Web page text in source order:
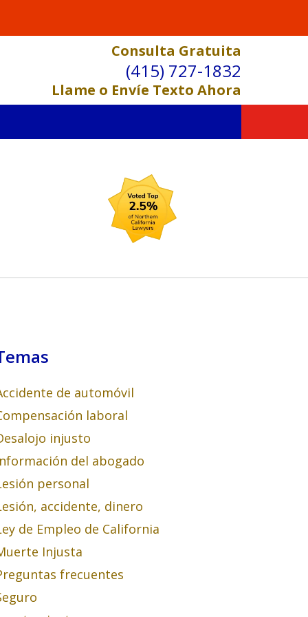
Consulta Gratuita
(415) 727-1832
Llame o Envíe Texto Ahora
de automóvil
laboral
injusto
del abogado
personal
accidente, dinero
de Empleo de California
Injusta
frecuentes